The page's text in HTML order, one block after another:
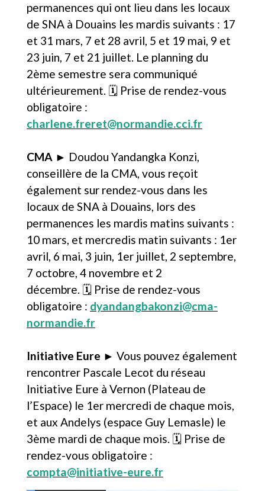
permanences qui ont lieu dans les locaux
de SNA à Douains les mardis suivants : 17
et 31 mars, 7 et 28 avril, 5 et 19 mai, 9 et
23 juin, 7 et 21 juillet. Le planning du
2ème semestre sera communiqué
ultérieurement. 🗓️ Prise de rendez-vous
obligatoire :
charlene.freret@normandie.cci.fr
CMA ► Doudou Yandangka Konzi,
conseillère de la CMA, vous reçoit
également sur rendez-vous dans les
locaux de SNA à Douains, lors des
permanences les mardis matins suivants :
10 mars, et mercredis matin suivants : 1er
avril, 6 mai, 3 juin, 1er juillet, 2 septembre,
7 octobre, 4 novembre et 2
décembre. 🗓️ Prise de rendez-vous
obligatoire : dyandangbakonzi@cma-
normandie.fr
Initiative Eure ► Vous pouvez également
rencontrer Pascale Lecot du réseau
Initiative Eure à Vernon (Plateau de
l’Espace) le 1er mercredi de chaque mois,
et aux Andelys (espace Guy Lemasle) le
3ème mardi de chaque mois. 🗓️ Prise de
rendez-vous obligatoire :
compta@initiative-eure.fr